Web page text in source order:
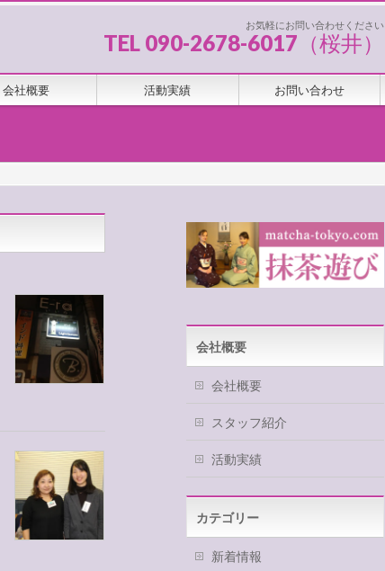
お気軽にお問い合わせください
TEL 090-2678-6017（桜井）
会社概要 活動実績 お問い合わせ
会社概要
会社概要
スタッフ紹介
活動実績
カテゴリー
新着情報